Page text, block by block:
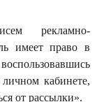
рекламно-
имеет право в
кабинете,
от рассылки».